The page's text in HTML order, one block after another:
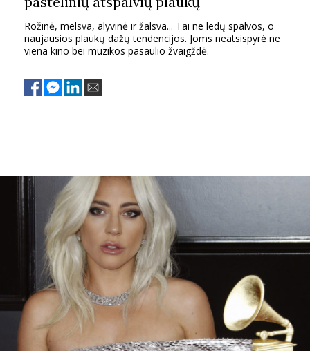
KONTAKTAI
PRIVATUMO POLITIKA
PRENUMERUOK
NAUJIENLAIŠKĮ
Prenumeruodami portalą,
taisyklėmis
Rožinė, melsva, alyvinė ir žalsva... Tai ne ledų spalvos, o
naujausios plaukų dažų tendencijos. Joms neatsispyrė ne
viena kino bei muzikos pasaulio žvaigždė.